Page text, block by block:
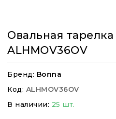
Овальная
ALHMOV36OV
Бренд: Bonna
Код: ALHMOV36OV
В наличии: 25 шт.